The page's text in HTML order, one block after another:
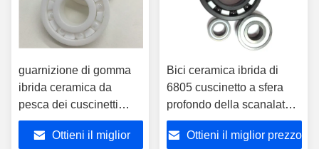
guarnizione di gomma
ibrida ceramica da
pesca dei cuscinetti
della bobina di 3x10x4
millimetro ABEC 9
Ottieni il miglior
Bici ceramica ibrida di
6805 cuscinetto a sfera
profondo della scanalatura
della singola cuscinetti di
fila Ottieni il miglior prezzo